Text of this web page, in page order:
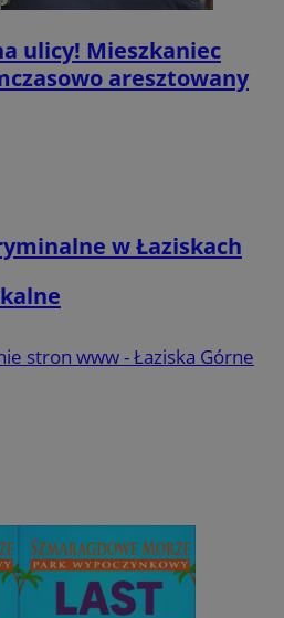
ulicy! Mieszkaniec
aresztowany
w Łaziskach
stron www - Łaziska Górne